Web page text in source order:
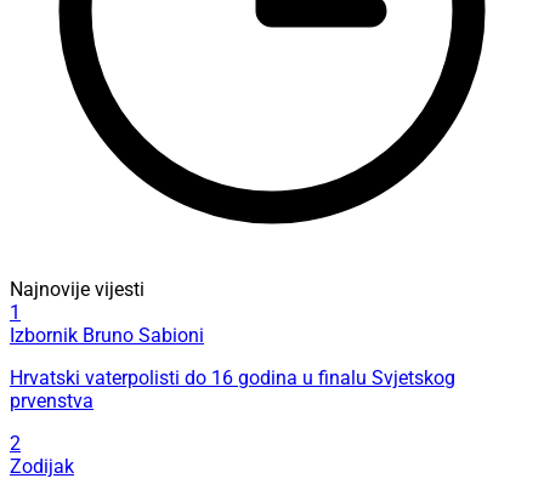
Najnovije vijesti
1
Izbornik Bruno Sabioni
Hrvatski vaterpolisti do 16 godina u finalu Svjetskog
prvenstva
2
Zodijak